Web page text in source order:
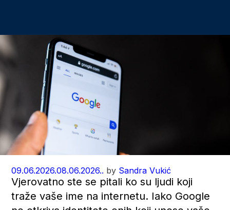
09.06.2026.08.06.2026.. by Sandra Vukić
Vjerovatno ste se pitali ko su ljudi koji
traže vaše ime na internetu. Iako Google